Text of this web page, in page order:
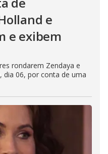
e
e exibem
rondarem Zendaya e
dia 06, por conta de uma